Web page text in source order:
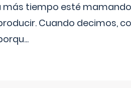
más tiempo esté
Cuando decimos,
...